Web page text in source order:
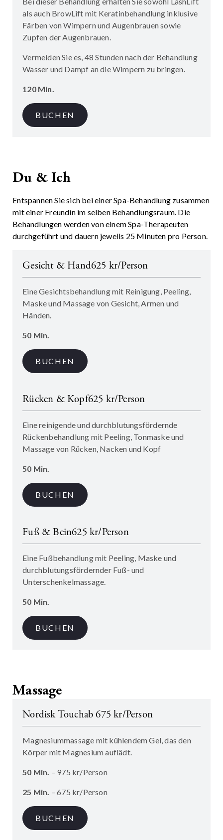
als auch BrowLift mit Keratinbehandlung inklusive
Färben von Wimpern und Augenbrauen sowie
Zupfen der Augenbrauen.
Vermeiden Sie es, 48 Stunden nach der Behandlung
Wasser und Dampf an die Wimpern zu bringen.
120 Min.
BUCHEN
Du & Ich
Entspannen Sie sich bei einer Spa-Behandlung zusammen
mit einer Freundin im selben Behandlungsraum. Die
Behandlungen werden von einem Spa-Therapeuten
durchgeführt und dauern jeweils 25 Minuten pro Person.
Gesicht & Hand625 kr/Person
Eine Gesichtsbehandlung mit Reinigung, Peeling,
Maske und Massage von Gesicht, Armen und
Händen.
50 Min.
BUCHEN
Rücken & Kopf625 kr/Person
Eine reinigende und durchblutungsfördernde
Rückenbehandlung mit Peeling, Tonmaske und
Massage von Rücken, Nacken und Kopf
50 Min.
BUCHEN
Fuß & Bein625 kr/Person
Eine Fußbehandlung mit Peeling, Maske und
durchblutungsfördernder Fuß- und
Unterschenkelmassage.
50 Min.
BUCHEN
Massage
Nordisk Touchab 675 kr/Person
Magnesiummassage mit kühlendem Gel, das den
Körper mit Magnesium auflädt.
50 Min. – 975 kr/Person
25 Min. – 675 kr/Person
BUCHEN